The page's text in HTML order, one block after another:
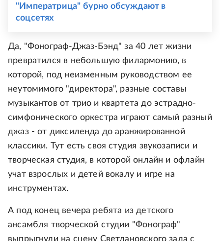
"Императрица" бурно обсуждают в
соцсетях
Да, "Фонограф-Джаз-Бэнд" за 40 лет жизни
превратился в небольшую филармонию, в
которой, под неизменным руководством ее
неутомимого "директора", разные составы
музыкантов от трио и квартета до эстрадно-
симфонического оркестра играют самый разный
джаз - от диксиленда до аранжированной
классики. Тут есть своя студия звукозаписи и
творческая студия, в которой онлайн и офлайн
учат взрослых и детей вокалу и игре на
инструментах.
А под конец вечера ребята из детского
ансамбля творческой студии "Фонограф"
выпрыгнули на сцену Светлановского зала с